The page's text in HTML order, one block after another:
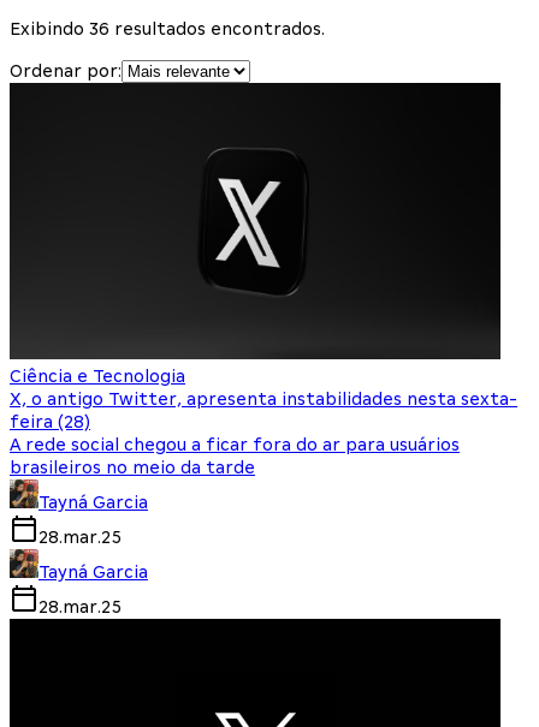
Exibindo 36 resultados encontrados.
Ordenar por:
Ciência e Tecnologia
X, o antigo Twitter, apresenta instabilidades nesta sexta-
feira (28)
A rede social chegou a ficar fora do ar para usuários
brasileiros no meio da tarde
Tayná Garcia
28.mar.25
Tayná Garcia
28.mar.25